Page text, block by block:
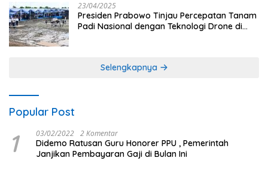
23/04/2025
Presiden Prabowo Tinjau Percepatan Tanam
Padi Nasional dengan Teknologi Drone di
Selengkapnya
Popular Post
1 03/02/2022 2 Komentar
Didemo Ratusan Guru Honorer PPU , Pemerintah
Janjikan Pembayaran Gaji di Bulan Ini